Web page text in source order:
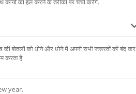
को हल करने के तरीकों पर चर्चा करेंगे.
बोतलों को धोने और धोने में अपनी सभी जरूरतों को बंद कर
करता है.
year.